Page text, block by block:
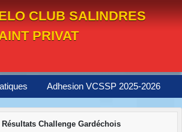
CLUB SALINDRES
PRIVAT
Adhesion VCSSP 2025-2026
Résultats Challenge Gardéchois
cookies